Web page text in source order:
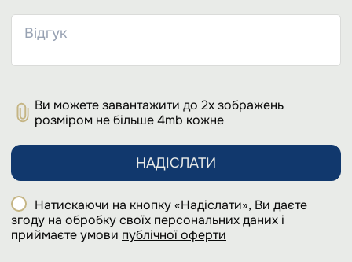
Ви можете завантажити до 2х зображень
розміром не більше 4mb кожне
НАДІСЛАТИ
Натискаючи на кнопку «Надіслати», Ви даєте
згоду на обробку своїх персональних даних і
приймаєте умови публічної оферти